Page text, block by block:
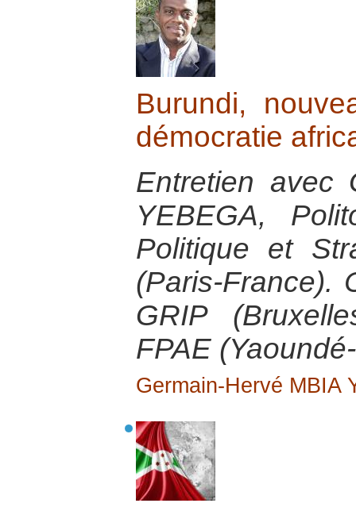
Burundi,
démocratie
Entretien avec
YEBEGA,
Politique et
(Paris-France).
GRIP
FPAE
Germain-Hervé MBIA